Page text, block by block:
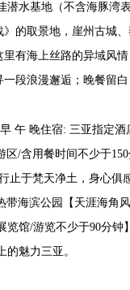
潜水基地（不含海豚
的取景地，崖州古城
有海上丝路的异域风
段浪漫邂逅；晚餐留
午 晚住宿: 三亚指定酒
/含用餐时间不少于
止于梵天净土，身心
海滨公园【天涯海角
馆/游览不少于90分
魅力三亚。